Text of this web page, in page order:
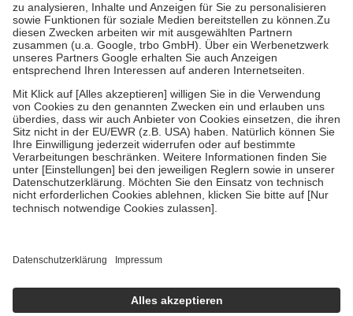
höchstens zehn Euro.Es sind jedoch nie mehr als die tatsächlichen
Kosten der Leistung zu entrichten.
Diese Regeln gelten grundsätzlich auch für Online-Apotheken.
Bei Heilmitteln und häuslicher Krankenpflege beträgt die
Zuzahlung zehn Prozent der Kosten sowie zehn Euro je
Verordnung.
Um das Engagement der Versicherten für ihre eigene Gesundheit zu
stärken und die besondere Stellung der Familie zu unterstützen,
fallenkeine Zuzahlungenan bei:
• Kindern und Jugendlichen bis zum vollendeten 18. Lebensjahr
mit Ausnahme der Fahrkosten
• Untersuchungen zur Vorsorge und Früherkennung, die von der
GKV getragen werden
Einholung von Bewertungen. Trusted Shops hat Maßnahmen
getroffen, um sicherzustellen, dass es sich um echte Bewertungen